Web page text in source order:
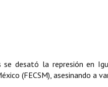
se desató la represión en
(FECSM), asesinando a